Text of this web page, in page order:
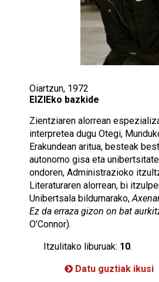
Oiartzun, 1972
EIZIEko bazkide
Zientziaren alorrean
interpretea dugu Otegi,
Erakundean aritua, besteak
autonomo gisa eta
ondoren, Administrazioko
Literaturaren alorrean, bi
Unibertsala bildumarako,
Ez da erraza gizon on bat
O’Connor).
Itzulitako liburuak: 10.
Datu guztiak ikusi